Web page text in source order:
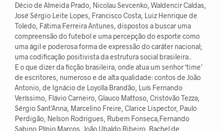
Décio de Almeida Prado, Nicolau Sevcenko, Waldencir Caldas,
José Sérgio Leite Lopes, Francisco Costa, Luiz Henrique de
Toledo, Fátima Ferreira Antunes, dispostos a buscar uma
compreensão do futebol e uma percepção do esporte como
uma ágil e poderosa forma de expressão do caráter nacional;
uma codificação positivista da estrutura social brasileira..
E o que dizer da ficção brasileira, onde atua um senhor ‘time’
de escritores, numeroso e de alta qualidade: contos de João
Antonio, de Ignácio de Loyolla Brandão, Luís Fernando
Veríssimo, Flávio Carneiro, Glauco Mattoso, Cristóvão Tezza,
Sérgio Sant’Anna, Marcelino Freire, Clarice Lispector, Paulo
Perdigão, Nelson Rodrigues, Rubem Fonseca,Fernando
Sabino,Plínio Marcos, João Ubaldo Ribeiro, Rachel de